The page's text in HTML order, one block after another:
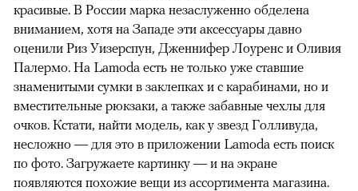
красивые. В России марка незаслуженно обделена
вниманием, хотя на Западе эти аксессуары давно
оценили Риз Уизерспун, Дженнифер Лоуренс и Оливия
Палермо. На Lamoda есть не только уже ставшие
знаменитыми сумки в заклепках и с карабинами, но и
вместительные рюкзаки, а также забавные чехлы для
очков. Кстати, найти модель, как у звезд Голливуда,
несложно — для это в приложении Lamoda есть поиск
по фото. Загружаете картинку — и на экране
появляются похожие вещи из ассортимента магазина.